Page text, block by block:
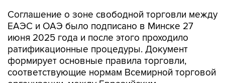
Соглашение о зоне свободной торговли между
ЕАЭС и ОАЭ было подписано в Минске 27
июня 2025 года и после этого проходило
ратификационные процедуры. Документ
формирует основные правила торговли,
соответствующие нормам Всемирной торговой